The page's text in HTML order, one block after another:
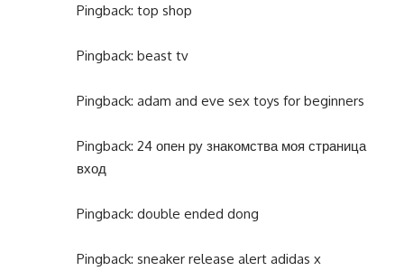
Pingback: top shop
Pingback: beast tv
Pingback: adam and eve sex toys for beginners
Pingback: 24 опен ру знакомства моя страница
вход
Pingback: double ended dong
Pingback: sneaker release alert adidas x